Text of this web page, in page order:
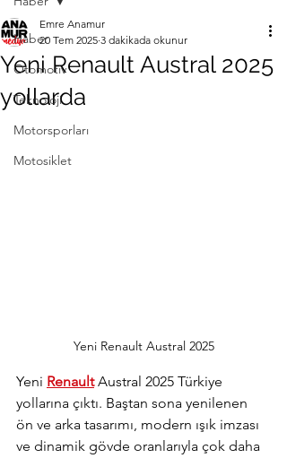
Haber
Otomotiv
Teknoloji
Motorsporları
Motosiklet
Yeni Renault Austral 2025
yollarda
Emre Anamur
20 Tem 2025 3 dakikada okunur
Yeni Renault Austral 2025
Yeni Renault Austral 2025 Türkiye
yollarına çıktı. Baştan sona yenilenen
ön ve arka tasarımı, modern ışık imzası
ve dinamik gövde oranlarıyla çok daha